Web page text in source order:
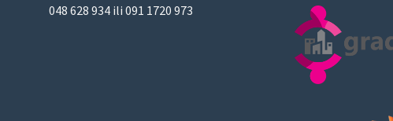
048 628 934 ili 091 1720 973